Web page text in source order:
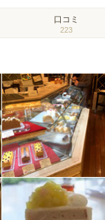
口コミ
223